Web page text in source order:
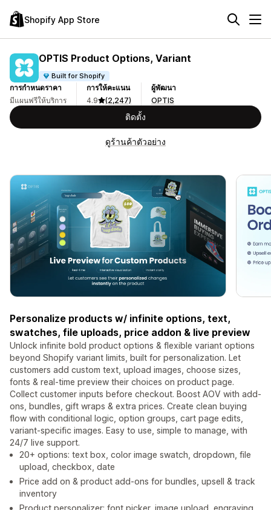
Shopify App Store
OPTIS Product Options, Variant
Built for Shopify
การกำหนดราคา
มีแผนฟรีให้บริการ
การให้คะแนน
4.9
(2,247)
ผู้พัฒนา
OPTIS
ติดตั้ง
ดูร้านค้าตัวอย่าง
Personalize products w/ infinite options, text,
swatches, file uploads, price addon & live preview
Unlock infinite bold product options & flexible variant options
beyond Shopify variant limits, built for personalization. Let
customers add custom text, upload images, choose sizes,
fonts & real-time preview their choices on product page.
Collect customer inputs before checkout. Boost AOV with add-
ons, bundles, gift wraps & extra prices. Create clean buying
flow with conditional logic, option groups, cart page edits,
variant-specific images. Easy to use, simple to manage, with
24/7 live support.
20+ options: text box, color image swatch, dropdown, file
upload, checkbox, date
Price add on & product add-ons for bundles, upsell & track
inventory